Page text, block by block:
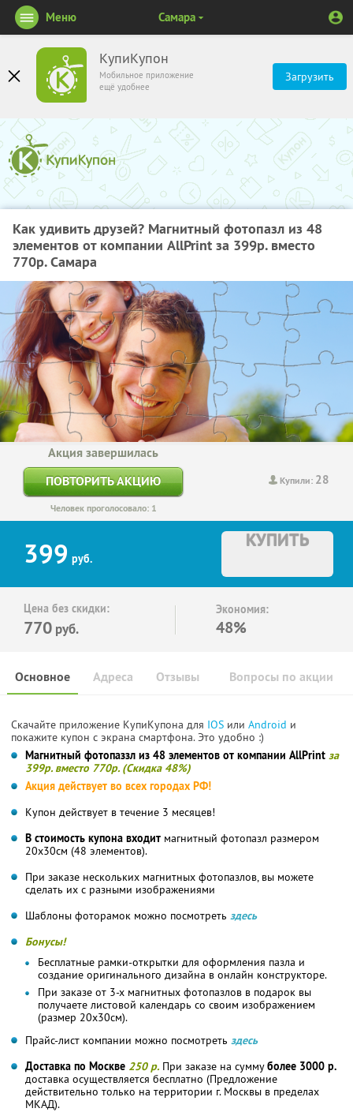
КупиКупон
Мобильное приложение
ещё удобнее
Загрузить
Меню Самара
Как удивить друзей? Магнитный фотопазл из 48
элементов от компании AllPrint за 399р. вместо
770р. Самара
Купили: 28
Акция завершилась
ПОВТОРИТЬ АКЦИЮ
Человек проголосовало: 1
399 руб.
КУПИТЬ
Цена без скидки:
770 руб.
Экономия:
48%
Основное Отзывы Вопросы по акции
Адреса
Скачайте приложение КупиКупона для IOS или Android и
покажите купон с экрана смартфона. Это удобно :)
Магнитный фотопаззл из 48 элементов от компании AllPrint за
399р. вместо 770р. (Скидка 48%)
Акция действует во всех городах РФ!
Купон действует в течение 3 месяцев!
В стоимость купона входит магнитный фотопазл размером
20х30см (48 элементов).
При заказе нескольких магнитных фотопазлов, вы можете
сделать их с разными изображениями
Шаблоны фоторамок можно посмотреть здесь
Бонусы!
Бесплатные рамки-открытки для оформления пазла и
создание оригинального дизайна в онлайн конструкторе.
При заказе от 3-х магнитных фотопазлов в подарок вы
получаете листовой календарь со своим изображением
(размер 20х30см).
Прайс-лист компании можно посмотреть здесь
Доставка по Москве 250 р. При заказе на суммуболее 3000 р.
доставка осуществляется бесплатно (Предложение
действительно только на территории г. Москвы в пределах
МКАД).